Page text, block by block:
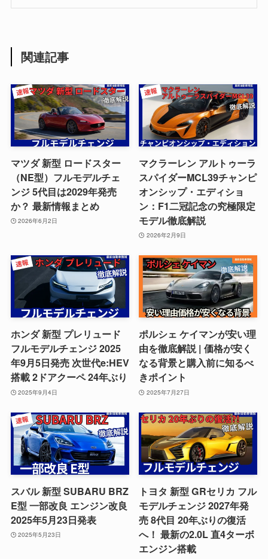
関連記事
マツダ 新型 ロードスター
（NE型）フルモデルチェ
ンジ 5代目は2029年発売
か？ 最新情報まとめ
2026年6月2日
マクラーレン アルトゥーラ
スパイダーMCL39チャンピ
オンシップ・エディショ
ン：F1二冠記念の究極限定
モデル徹底解説
2026年2月9日
ホンダ 新型 プレリュード
フルモデルチェンジ 2025
年9月5日発売 次世代e:HEV
搭載 2ドアクーペ 24年ぶり
2025年9月4日
ポルシェ ケイマンが安い理
由を徹底解説 | 価格が安く
なる背景と購入前に知るべ
きポイント
2025年7月27日
スバル 新型 SUBARU BRZ
E型 一部改良 エンジン改良
2025年5月23日発表
2025年5月23日
トヨタ 新型 GRセリカ フル
モデルチェンジ 2027年発
売 8代目 20年ぶりの復活
へ！ 最新の2.0L 直4ターボ
エンジン搭載